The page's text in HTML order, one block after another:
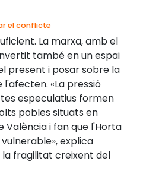
el conflicte
La marxa, amb el
també en un espai
present i posar sobre la
«La pressió
especulatius formen
pobles situats en
i fan que l'Horta
explica
la fragilitat creixent del